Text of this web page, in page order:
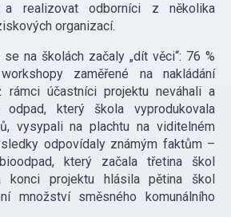
a realizovat odborníci z několika
organizací.
na školách začaly „dít věci“: 76 %
zaměřené na nakládání
rámci účastníci projektu neváhali a
odpad, který škola vyprodukovala
vysypali na plachtu na viditelném
odpovídaly známým faktům –
který začala třetina škol
konci projektu hlásila pětina škol
množství směsného komunálního